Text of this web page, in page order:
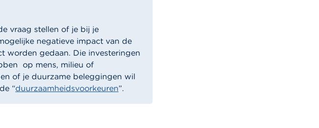
vraag stellen of je bij je
negatieve impact van de
worden gedaan. Die investeringen
op mens, milieu of
of je duurzame beleggingen wil
“duurzaamheidsvoorkeuren”.